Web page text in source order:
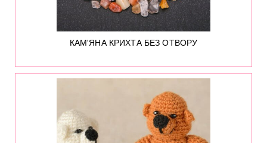
КАМ'ЯНА КРИХТА БЕЗ ОТВОРУ